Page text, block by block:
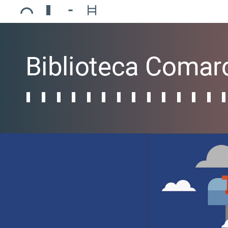
Ajuntament de Mollerussa
Biblioteca Comarcal Jaume Vila
Piscines de Mollerussa